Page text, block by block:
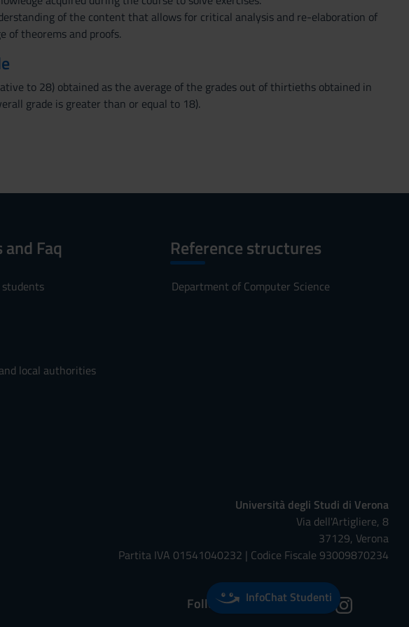
of the content that allows for critical analysis and re-elaboration of
of theorems and proofs.
to 28) obtained as the average of the grades out of thirtieths obtained in
grade is greater than or equal to 18).
Faq
local authorities
Reference structures
Department of Computer Science
Università degli Studi di Verona
Via dell'Artigliere, 8
37129, Verona
Partita IVA 01541040232 | Codice Fiscale 93009870234
Follow us on:InfoChat Studenti